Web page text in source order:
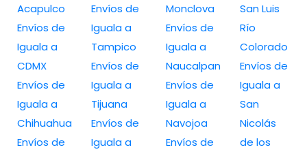
Acapulco
Envíos de
Iguala a
CDMX
Envíos de
Iguala a
Chihuahua
Envíos de
Envíos de
Iguala a
Tampico
Envíos de
Iguala a
Tijuana
Envíos de
Iguala a
Monclova
Envíos de
Iguala a
Naucalpan
Envíos de
Iguala a
Navojoa
Envíos de
San Luis
Río
Colorado
Envíos de
Iguala a
San
Nicolás
de los